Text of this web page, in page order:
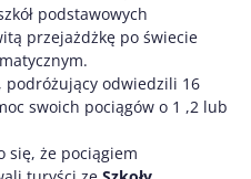
podstawowych
przejażdżkę po świecie
podróżujący odwiedzili 16
swoich pociągów o 1 ,2 lub
się, że pociągiem